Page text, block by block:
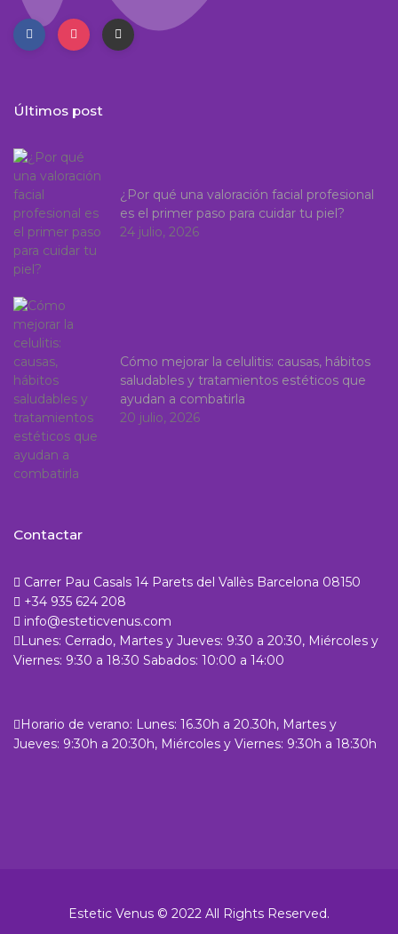
Últimos post
¿Por qué una valoración facial profesional
es el primer paso para cuidar tu piel?
24 julio, 2026
Cómo mejorar la celulitis: causas, hábitos
saludables y tratamientos estéticos que
ayudan a combatirla
20 julio, 2026
Contactar
Carrer Pau Casals 14 Parets del Vallès Barcelona 08150
+34 935 624 208
info@esteticvenus.com
Lunes: Cerrado, Martes y Jueves: 9:30 a 20:30, Miércoles y
Viernes: 9:30 a 18:30 Sabados: 10:00 a 14:00
Horario de verano: Lunes: 16.30h a 20.30h, Martes y
Jueves: 9:30h a 20:30h, Miércoles y Viernes: 9:30h a 18:30h
Estetic Venus © 2022 All Rights Reserved.